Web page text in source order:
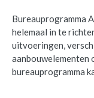
Bureauprogramma
helemaal in te
uitvoeringen,
aanbouwelementen
bureauprogramma